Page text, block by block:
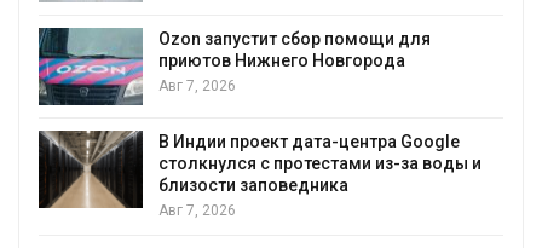
Ozon запустит сбор помощи для
приютов Нижнего Новгорода
Авг 7, 2026
В Индии проект дата-центра Google
столкнулся с протестами из-за воды и
близости заповедника
Авг 7, 2026